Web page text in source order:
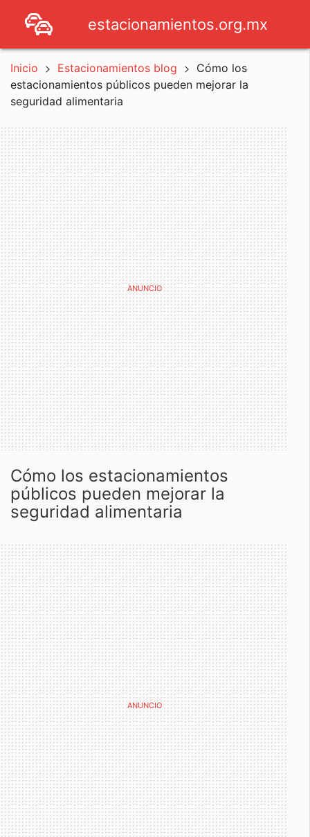
estacionamientos.org.mx
Inicio Estacionamientos blog
Cómo los
estacionamientos públicos pueden mejorar la
seguridad alimentaria
cómo los estacionamientos
públicos pueden mejorar la
seguridad alimentaria